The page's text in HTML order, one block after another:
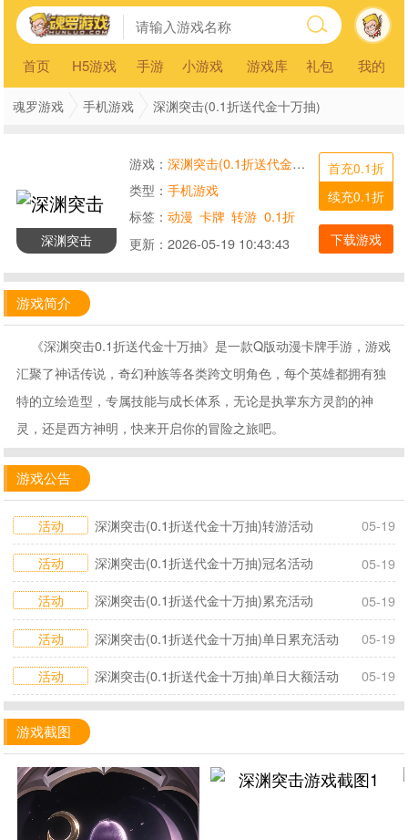
首页 H5游戏 手游 小游戏 游戏库 礼包 我的
魂罗游戏 手机游戏 深渊突击(0.1折送代金十万抽)
深渊突击
游戏： 深渊突击(0.1折送代金十万抽)
类型： 手机游戏
标签： 动漫 卡牌 转游 0.1折
更新： 2026-05-19 10:43:43
首充0.1折
续充0.1折
下载游戏
游戏简介
《深渊突击0.1折送代金十万抽》是一款Q版动漫卡牌手游，游戏
汇聚了神话传说，奇幻种族等各类跨文明角色，每个英雄都拥有独
特的立绘造型，专属技能与成长体系，无论是执掌东方灵韵的神
灵，还是西方神明，快来开启你的冒险之旅吧。
游戏公告
活动 深渊突击(0.1折送代金十万抽)转游活动
05-19
活动
深渊突击(0.1折送代金十万抽)冠名活动
05-19
活动
深渊突击(0.1折送代金十万抽)累充活动
05-19
活动
深渊突击(0.1折送代金十万抽)单日累充活动
05-19
活动
深渊突击(0.1折送代金十万抽)单日大额活动 05-19
游戏截图